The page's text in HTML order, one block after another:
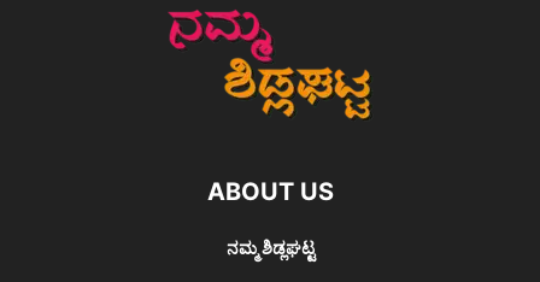
ABOUT US
ನಮ್ಮ ಶಿಡ್ಲಘಟ್ಟ